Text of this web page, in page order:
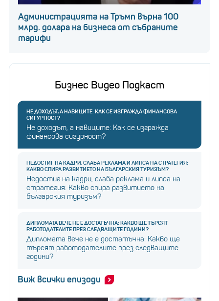
Администрацията на Тръмп върна 100
млрд. долара на бизнеса от събраните
тарифи
Бизнес Видео Подкаст
НЕ ДОХОДЪТ, А НАВИЦИТЕ: КАК СЕ ИЗГРАЖДА ФИНАНСОВА
СИГУРНОСТ?
Не доходът, а навиците: Как се изгражда
финансова сигурност?
НЕДОСТИГ НА КАДРИ, СЛАБА РЕКЛАМА И ЛИПСА НА СТРАТЕГИЯ:
КАКВО СПИРА РАЗВИТИЕТО НА БЪЛГАРСКИЯ ТУРИЗЪМ?
Недостиг на кадри, слаба реклама и липса на
стратегия: Какво спира развитието на
българския туризъм?
ДИПЛОМАТА ВЕЧЕ НЕ Е ДОСТАТЪЧНА: КАКВО ЩЕ ТЪРСЯТ
РАБОТОДАТЕЛИТЕ ПРЕЗ СЛЕДВАЩИТЕ ГОДИНИ?
Дипломата вече не е достатъчна: Какво ще
търсят работодателите през следващите
години?
Виж всички епизоди